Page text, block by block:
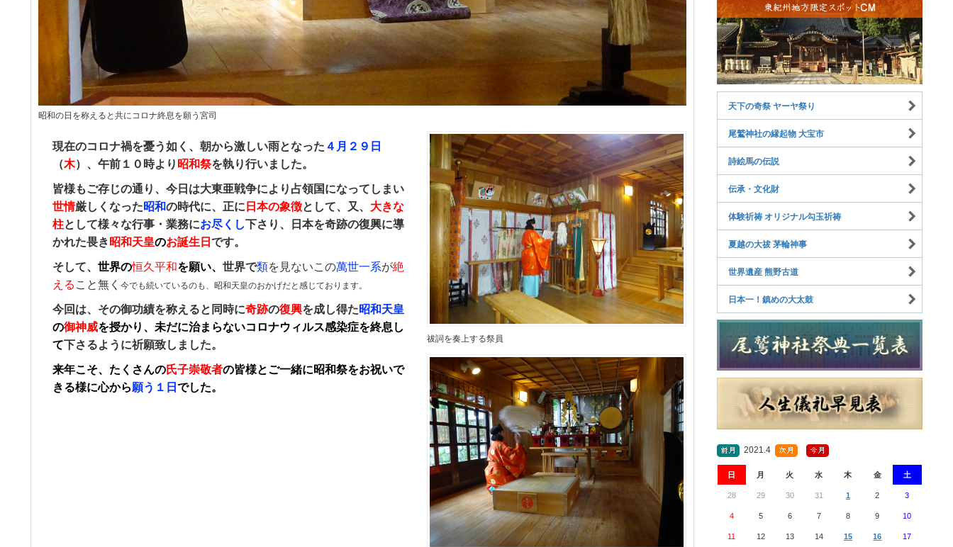
昭和の日を称えると共にコロナ終息を願う宮司
祓詞を奏上する祭員
現在のコロナ禍を憂う如く、朝から激しい雨となった ４月２９日
（木）、午前１０時より 昭和祭を執り行いました。
皆様もご存じの通り、今日は大東亜戦争により占領国になってしまい
世情厳しくなった 昭和の時代に、正に 日本の象徴として、又、 大きな
柱として様々な行事・業務にお尽くし下さり、日本を奇跡の復興に導
かれた畏き 昭和天皇のお誕生日 です。
そして、 世界の恒久平和を願い、 世界で類を見ないこの萬世一系が絶
える こと無く 今でも続いているのも、昭和天皇のおかげだと感じております。
今回は、その御功績を称えると同時に奇跡の復興を成し得た 昭和天皇
の御神威を授かり、未だに治まらないコロナウィルス感染症を終息し
て下さるように祈願致しました。
来年こそ、たくさんの氏子崇敬者󠄀の皆様とご一緒に昭和祭をお祝いで
きる様に心から願う１日 でした。
天下の奇祭 ヤーヤ祭り
尾鷲神社の縁起物 大宝市
詩絵馬の伝説
伝承・文化財
体験祈祷 オリジナル勾玉祈祷
夏越の大祓 茅輪神事
世界遺産 熊野古道
日本一！鎮めの大太鼓
2021.4
日 月 火 水 木 金 土
28 29 30 31 1 2 3
4 5 6 7 8 9 10
11 12 13 14 15 16 17